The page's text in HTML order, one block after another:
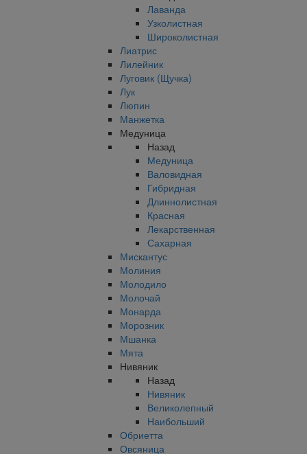
Лаванда
Узколистная
Широколистная
Лиатрис
Лилейник
Луговик (Щучка)
Лук
Люпин
Манжетка
Медуница
Назад
Медуница
Валовидная
Гибридная
Длиннолистная
Красная
Лекарственная
Сахарная
Мискантус
Молиния
Молодило
Молочай
Монарда
Морозник
Мшанка
Мята
Нивяник
Назад
Нивяник
Великолепный
Наибольший
Обриетта
Овсяница